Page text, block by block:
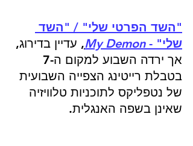
"השד הפרטי שלי" / "השד
שלי" - My Demon
, עדיין בדירוג,
בטבלת רייטינג הצפייה השבועית
של נטפליקס לתוכניות טלוויזיה
שאינן בשפה האנגלית.